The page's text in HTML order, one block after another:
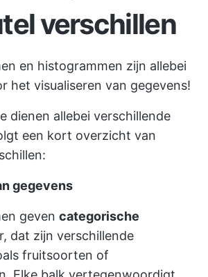
verschillen
en histogrammen zijn allebei
het visualiseren van gegevens!
dienen allebei verschillende
een kort overzicht van
gegevens
geven categorische
dat zijn verschillende
fruitsoorten of